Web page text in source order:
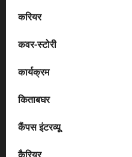
करियर
कवर-स्टोरी
कार्यक्रम
किताबघर
कैंपस इंटरव्यू
कैरियर